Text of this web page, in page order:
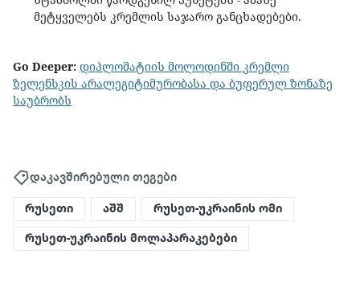
მეტყველებს კრემლის საჯარო განცხადებები.
Go Deeper: დიპლომატიის მოლოდინში კრემლი
ზელენსკის არალეგიტიმურობასა და ბუფერულ ზონაზე
საუბრობს
დაკავშირებული თეგები
რუსეთი აშშ რუსეთ-უკრაინის ომი
რუსეთ-უკრაინის მოლაპარაკებები